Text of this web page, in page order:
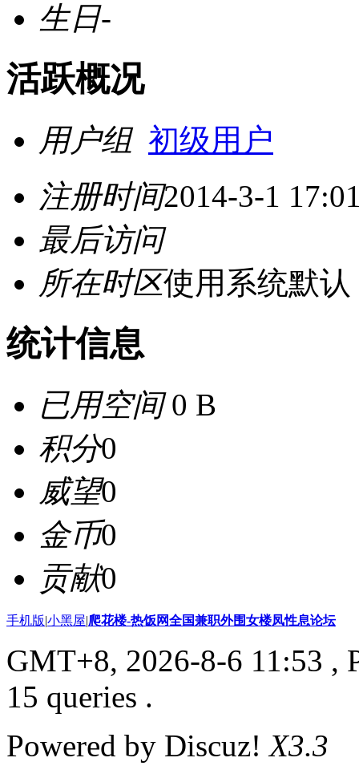
生日-
活跃概况
用户组 初级用户
注册时间2014-3-1
最后访问
所在时区使用系统默认
统计信息
已用空间0 B
积分0
威望0
金币0
贡献0
手机版|小黑屋|爬花楼-热饭网全国兼职外围女楼凤性息论坛
GMT+8, 2026-8-6 11:53 ,
15 queries .
Powered by Discuz!X3.3